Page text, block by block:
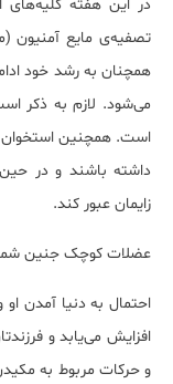
در این هفته
تصفیه‌ی مایع آمنیون
همچنان به رشد خود
است. همچنین استخوان
داشته باشند و در حین
زایمان عبور کند.
عضلات کوچک جنین
احتمال به دنیا آمدن او
افزایش می‌یابد و
و حرکات مربوط به